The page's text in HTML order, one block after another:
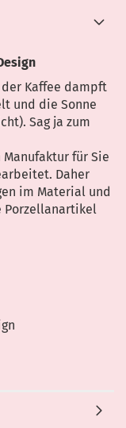
der Kaffee dampft
und die Sonne
Sag ja zum
für Sie
Daher
im Material und
Porzellanartikel